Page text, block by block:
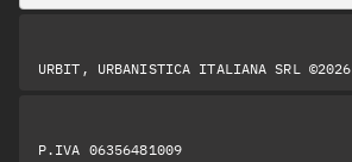
URBIT, URBANISTICA ITALIANA SRL ©2026
P.IVA 06356481009